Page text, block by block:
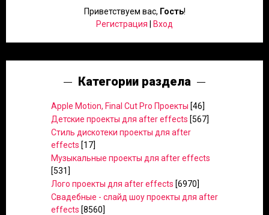
Приветствуем вас, Гость!
Регистрация
Вход
Категории раздела
Apple Motion, Final Cut Pro Проекты [46]
Детские проекты для after effects [567]
Стиль дискотеки проекты для after
effects [17]
Музыкальные проекты для after effects
[531]
Лого проекты для after effects [6970]
Свадебные - слайд шоу проекты для after
effects [8560]